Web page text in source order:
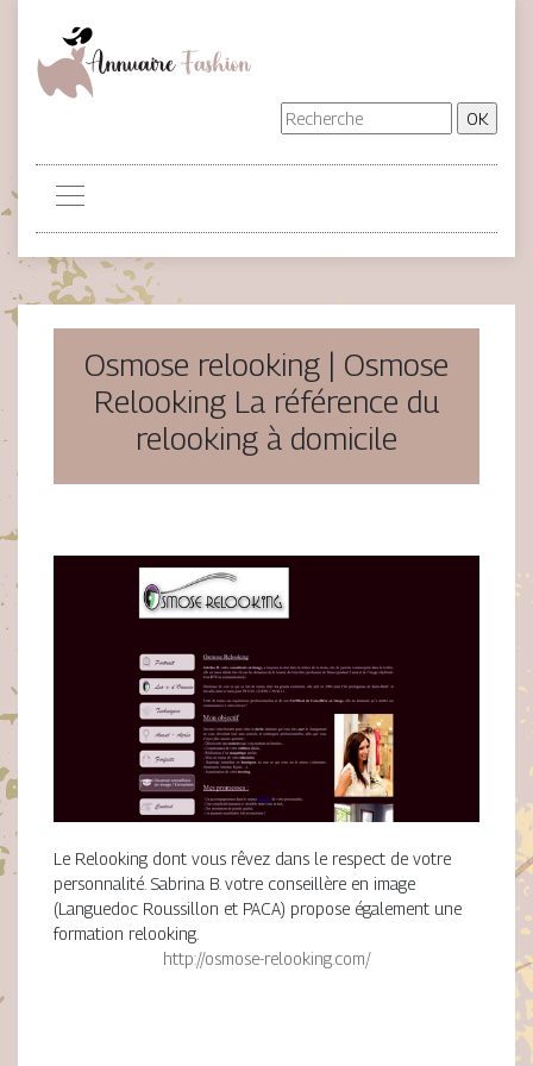
Osmose relooking | Osmose
Relooking La référence du
relooking à domicile
Le Relooking dont vous rêvez dans le respect de votre
personnalité. Sabrina B. votre conseillère en image
(Languedoc Roussillon et PACA) propose également une
formation relooking.
http://osmose-relooking.com/